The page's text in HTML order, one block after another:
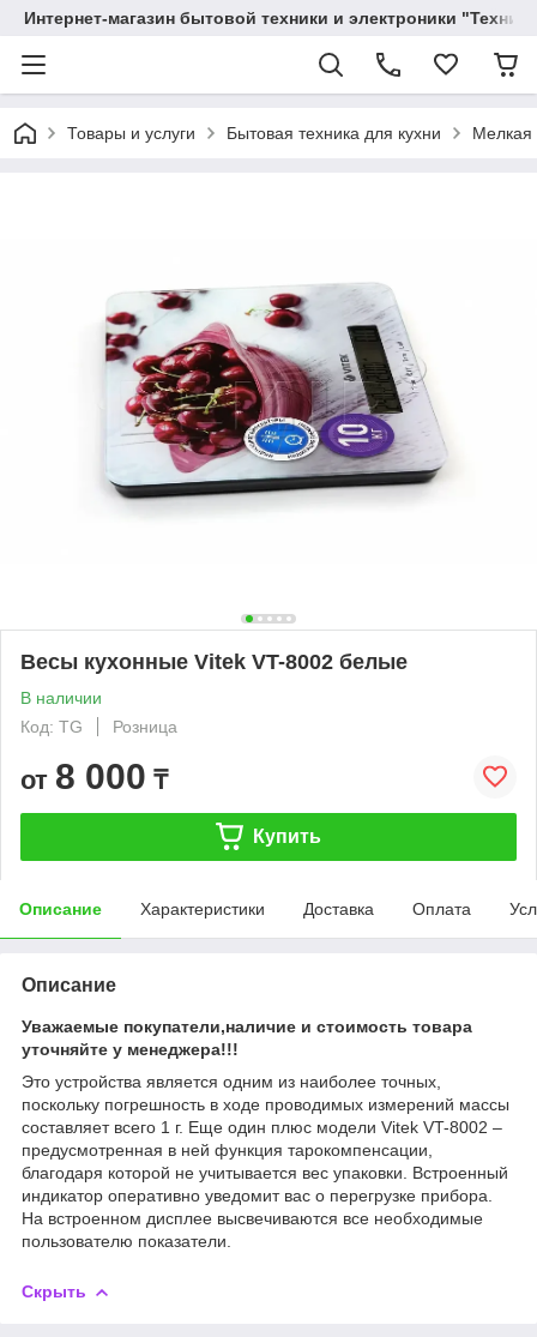
Интернет-магазин бытовой техники и электроники
Товары и услуги Бытовая техника для кухни Мелкая
Весы кухонные Vitek VT-8002 белые
В наличии
Код: TG
Розница
от 8 000 ₸
Купить
Описание Характеристики Доставка Оплата
Описание
Уважаемые покупатели,наличие и стоимость товара
уточняйте у менеджера!!!
Это устройства является одним из наиболее точных,
поскольку погрешность в ходе проводимых измерений массы
составляет всего 1 г. Еще один плюс модели Vitek VT-8002 –
предусмотренная в ней функция тарокомпенсации,
благодаря которой не учитывается вес упаковки. Встроенный
индикатор оперативно уведомит вас о перегрузке прибора.
На встроенном дисплее высвечиваются все необходимые
пользователю показатели.
Скрыть